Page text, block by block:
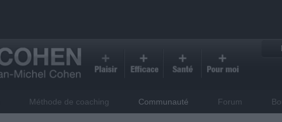
Méthode de coaching Communauté Forum